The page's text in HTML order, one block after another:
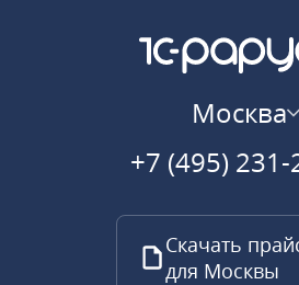
Москва
+7 (495)
Скачать
для Москвы